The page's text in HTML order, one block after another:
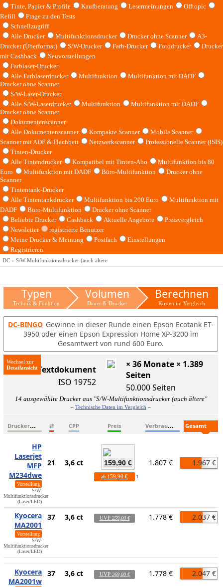
Tinte, Papier & Profile
Kaufberatung Lesermeinungen
Offtopic
Refill
Frage zu den Tests
Schnellzugriff
Alle Drucker
Multifunktionsdrucker Drucker ohne Scanner
A3-
Drucker (Überformat)
S/W-Drucker Farb-Drucker Fotodrucker
Drucker
mit Cashback
Neuvorstellungen
Farblaser-Drucker
Alle Farblaserdrucker
Multifunktion
Multifunktion mit DADF
Drucker ohne Scanner
S/W-Laser-Drucker
Alle S/W-Laserdrucker
Multifunktion
Multifunktion mit DADF
Drucker ohne Scanner
Dokumentenscanner
Alle Dokumentenscanner
Kompakte Scanner
Mobile Scanner
Scanner mit ADF & Flachbett
Netzwerkscanner
Professionelle Scanner (ISIS)
Tinten-Drucker
Alle Tintendrucker
Kompatibel mit Tinten-Abo
Multifunktion bis 80
Euro
Multifunktion mit DADF Büro-Multifunktion
Drucker ohne
Scanner
Tintentank-Drucker
Alle Tintentankdrucker
Multifunktion bis 200 Euro
Multifunktion mit
DADF
Büro-Multifunktion
Drucker ohne Scanner
Beliebte Drucker
Cashback Aktuelle Angebote
Preisvergleich
Newsletter
registrierte Benutzer
Meine Drucker & Meinung
Postfach
Einstellungen
Registrieren
DC S/W-Multifunktionsdrucker (auch ältere
Typen
Technik & Funktion
Volumen
Dauer & Drucker
Berechnen
Kosten im Vergleich
DC-BINGO Gewinne in dieser Runde einen Epson Ecotank ET-
3950 oder einen Epson Expression Home XP-3200 im
Gesamtwert von rund 600 Euro.
Wechsel zur
ISO-Textdokument
ISO 19752
× 36 Monate × 1.389
Seiten
50.000 Seiten
14 ausgewählte Drucker aus "S/W-Multifunktionsdrucker (auch ältere"
– Technische Daten im Vergleich –
D
ruckername ⇄ CPP Preis V
erbrauchsmaterialien
HP
Laserjet
MFP
M234dwe
Vorstellung
S/W-
Multifunktionsdrucker
(Laser/LED)
21 3,6 ct 159,90 €
ab 159,90 € 1
1.807 € 1.967 €
Kyocera
MA2001
Vorstellung
S/W-
Multifunktionsdrucker
(Laser/LED)
37 3,6 ct UVP 259,00 € 1.778 € 2.037 €
Kyocera
MA2001w
37 3,6 ct UVP 269,00 € 1.778 € 2.047 €